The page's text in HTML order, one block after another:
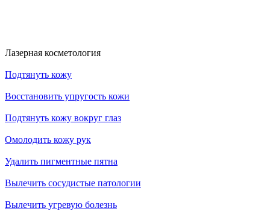
Лазерная косметология
Подтянуть кожу
Восстановить упругость кожи
Подтянуть кожу вокруг глаз
Омолодить кожу рук
Удалить пигментные пятна
Вылечить сосудистые патологии
Вылечить угревую болезнь